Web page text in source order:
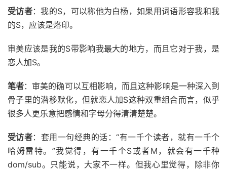
受访者：我的S，可以称他为白杨，如果用词语形容我和我
的S，应该是烙印。
审美应该是我的S带影响我最大的地方，而且它对于我，是
恋人加S。
笔者：审美的确可以互相影响，而且这种影响是一种深入到
骨子里的潜移默化，但就恋人加S这种双重组合而言，似乎
很多人更乐意把感情和字母分得清清楚楚。
受访者：套用一句经典的话：“有一千个读者，就有一千个
哈姆雷特。”我觉得，有一千个S或者M，就会有一千种
dom/sub。只能说，大家不一样。但我心里觉得，除非你